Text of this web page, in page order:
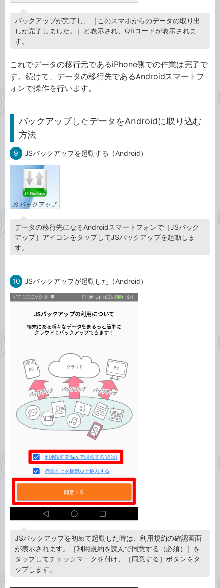
バックアップが完了し、［このスマホからのデータの取り出
しが完了しました。］と表示され、QRコードが表示されま
す。
これでデータの移行元であるiPhone側での作業は完了で
す。続けて、データの移行先であるAndroidスマートフ
ォンで操作を行います。
バックアップしたデータをAndroidに取り込む
方法
9 JSバックアップを起動する（Android）
データの移行先になるAndroidスマートフォンで［JSバック
アップ］アイコンをタップしてJSバックアップを起動しま
す。
10 JSバックアップが起動した（Android）
JSバックアップを初めて起動した時は、利用規約の確認画面
が表示されます。［利用規約を読んで同意する（必須）］を
タップしてチェックマークを付け、［同意する］ボタンをタ
ップします。